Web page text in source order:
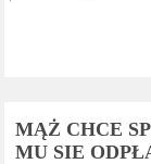
MĄŻ CHCE
MU SIE